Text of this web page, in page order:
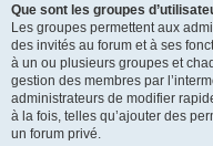
Que sont les groupes
Les groupes permettent aux
des invités au forum et à ses
à un ou plusieurs groupes et
gestion des membres par
administrateurs de modifier
à la fois, telles qu’ajouter des
un forum privé.